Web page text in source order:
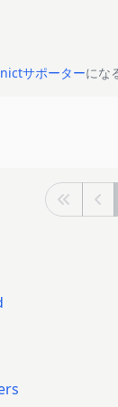
サポーターにな